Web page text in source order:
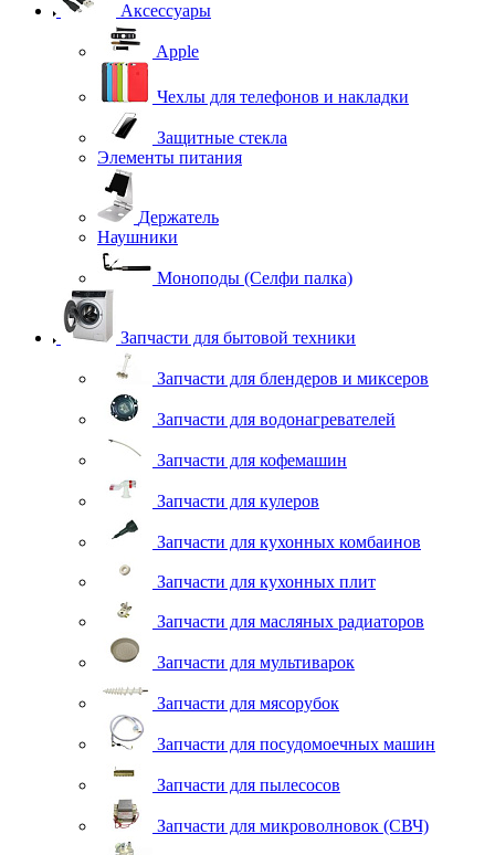
Аксессуары
Apple
Чехлы для телефонов и накладки
Защитные стекла
Элементы питания
Держатель
Наушники
Моноподы (Селфи палка)
Запчасти для бытовой техники
Запчасти для блендеров и миксеров
Запчасти для водонагревателей
Запчасти для кофемашин
Запчасти для кулеров
Запчасти для кухонных комбаинов
Запчасти для кухонных плит
Запчасти для масляных радиаторов
Запчасти для мультиварок
Запчасти для мясорубок
Запчасти для посудомоечных машин
Запчасти для пылесосов
Запчасти для микроволновок (СВЧ)